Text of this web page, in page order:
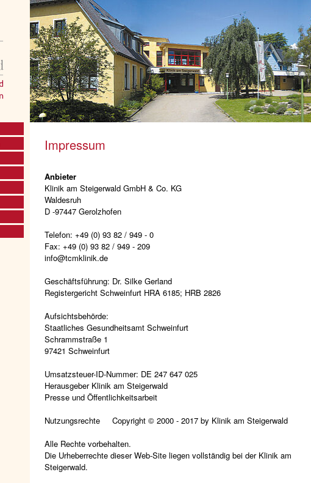
Impressum
Anbieter
Klinik am Steigerwald GmbH & Co. KG
Waldesruh
D -97447 Gerolzhofen
Telefon: +49 (0) 93 82 / 949 - 0
Fax: +49 (0) 93 82 / 949 - 209
info@tcmklinik.de
Geschäftsführung: Dr. Silke Gerland
Registergericht Schweinfurt HRA 6185; HRB 2826
Aufsichtsbehörde:
Staatliches Gesundheitsamt Schweinfurt
Schrammstraße 1
97421 Schweinfurt
Umsatzsteuer-ID-Nummer: DE 247 647 025
Herausgeber Klinik am Steigerwald
Presse und Öffentlichkeitsarbeit
Nutzungsrechte Copyright © 2000 - 2017 by Klinik am Steigerwald
Alle Rechte vorbehalten.
Die Urheberrechte dieser Web-Site liegen vollständig bei der Klinik am
Steigerwald.